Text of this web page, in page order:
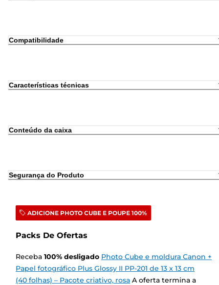
Compatibilidade
Características técnicas
Conteúdo da caixa
Segurança do Produto
ADICIONE PHOTO CUBE E POUPE 100%
Packs De Ofertas
Receba 100% desligado Photo Cube e moldura Canon +
Papel fotográfico Plus Glossy II PP-201 de 13 x 13 cm
(40 folhas) – Pacote criativo, rosa A oferta termina a